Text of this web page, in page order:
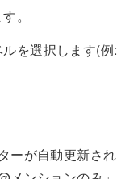
。
を選択します(例:
ーが自動更新され